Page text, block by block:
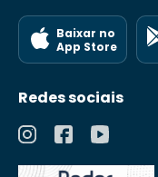
Baixar no
App Store
Redes sociais